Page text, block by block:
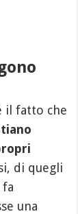
il fatto che
di quegli
una